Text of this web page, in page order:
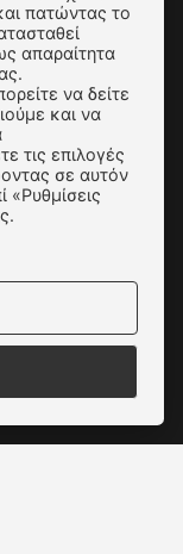
κάρτες:
πατώντας το
απαραίτητα
να δείτε
και να
τις επιλογές
σε αυτόν
«Ρυθμίσεις